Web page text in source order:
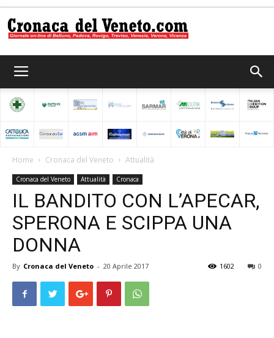
del
Veneto
Home Cronaca del Veneto Attualità
Cronaca del Veneto Attualità Cronaca
IL BANDITO CON L’APECAR,
SPERONA E SCIPPA UNA
DONNA
By Cronaca del Veneto - 20 Aprile 2017 0
1602